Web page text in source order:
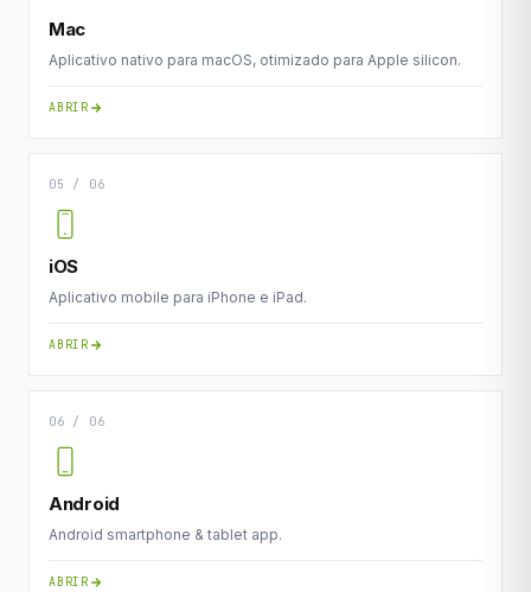
Mac
Aplicativo nativo para macOS, otimizado para Apple silicon.
ABRIR
05 / 06
iOS
Aplicativo mobile para iPhone e iPad.
ABRIR
06 / 06
Android
Android smartphone & tablet app.
ABRIR